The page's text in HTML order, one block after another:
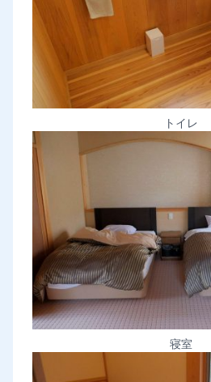
トイレ
寝室